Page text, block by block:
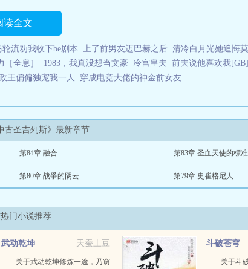
读全文
轮流劝我收下be剧本 上了前男友迈巴赫之后 清冷白月光她追悔
全息］ 1983，我真没想当文豪 冷宫皇夫 前夫说他喜欢我[GB]
王偏偏独宠我一人 穿成电竞大佬的神金前女友
古圣吉列斯》最新章节
第84章 融合 第83章 圣血天使的標准
第80章 战爭的阴云 第79章 史崔格尼人
门小说推荐
天蚕土豆
武动乾坤
关于武动乾坤修炼一途，乃窃
斗破苍穹
关于斗